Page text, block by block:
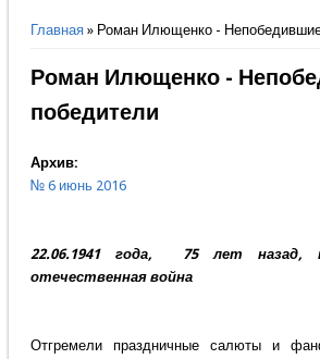
Вы здесь
Главная» Роман Илющенко -
Роман Илющенко -
победители
Архив:
№ 6 июнь 2016
22.06.1941 года, 75 лет назад,
отечественная война
Отгремели праздничные салюты и